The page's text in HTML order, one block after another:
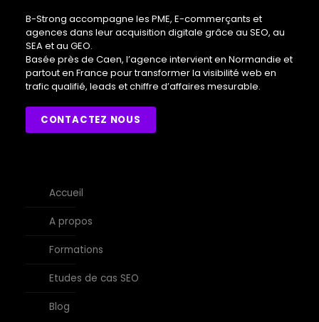
B-Strong accompagne les PME, E-commerçants et
agences dans leur acquisition digitale grâce au SEO, au
SEA et au GEO.
Basée près de Caen, l’agence intervient en Normandie et
partout en France pour transformer la visibilité web en
trafic qualifié, leads et chiffre d’affaires mesurable.
CONTACTEZ NOUS
Accueil
A propos
Formations
Etudes de cas SEO
Blog